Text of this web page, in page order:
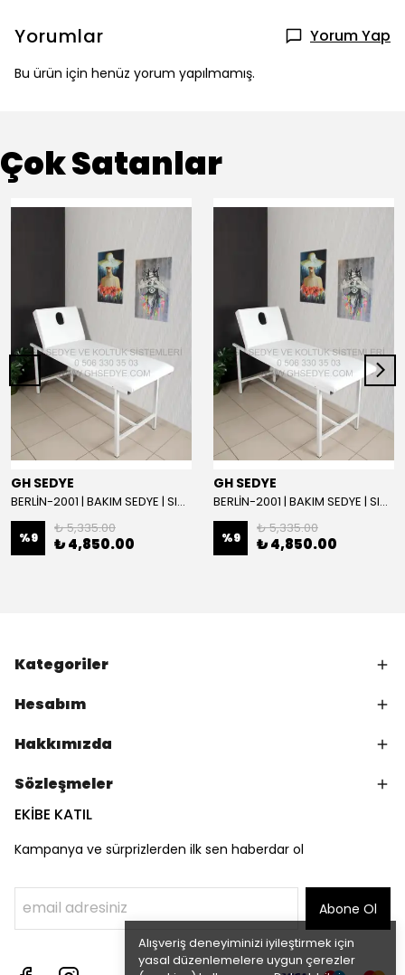
Alışveriş deneyiminizi iyileştirmek için
yasal düzenlemelere uygun çerezler
Yorumlar Yorum Yap
Bu ürün için henüz yorum yapılmamış.
Çok Satanlar
GH SEDYE
BERLİN-2001 | BAKIM SEDYE | SIRT AYARLI | BEYAZ
%9
₺ 5,335.00
₺ 4,850.00
GH SEDYE
BERLİN-2001 | BAKIM SEDYE | SIRT AYARLI
%9
₺ 5,335.00
₺ 4,850.00
Kategoriler
Hesabım
Hakkımızda
Sözleşmeler
EKİBE KATIL
Kampanya ve sürprizlerden ilk sen haberdar ol
Abone Ol